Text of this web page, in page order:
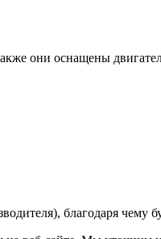
они оснащены
благодаря чему